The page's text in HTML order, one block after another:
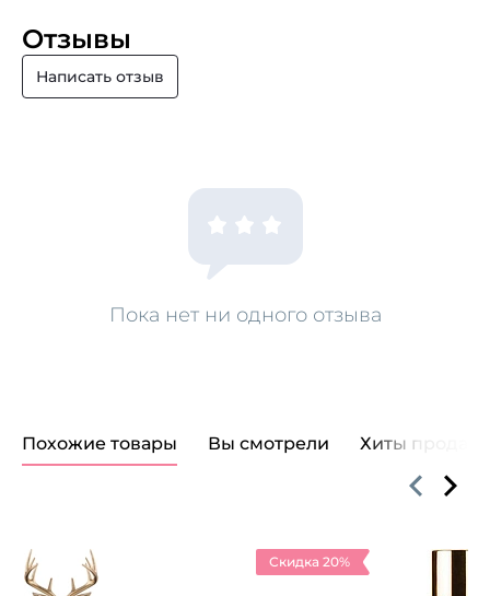
Отзывы
Написать отзыв
Пока нет ни одного отзыва
Похожие товары Вы смотрели Хиты продаж
Скидка 20%